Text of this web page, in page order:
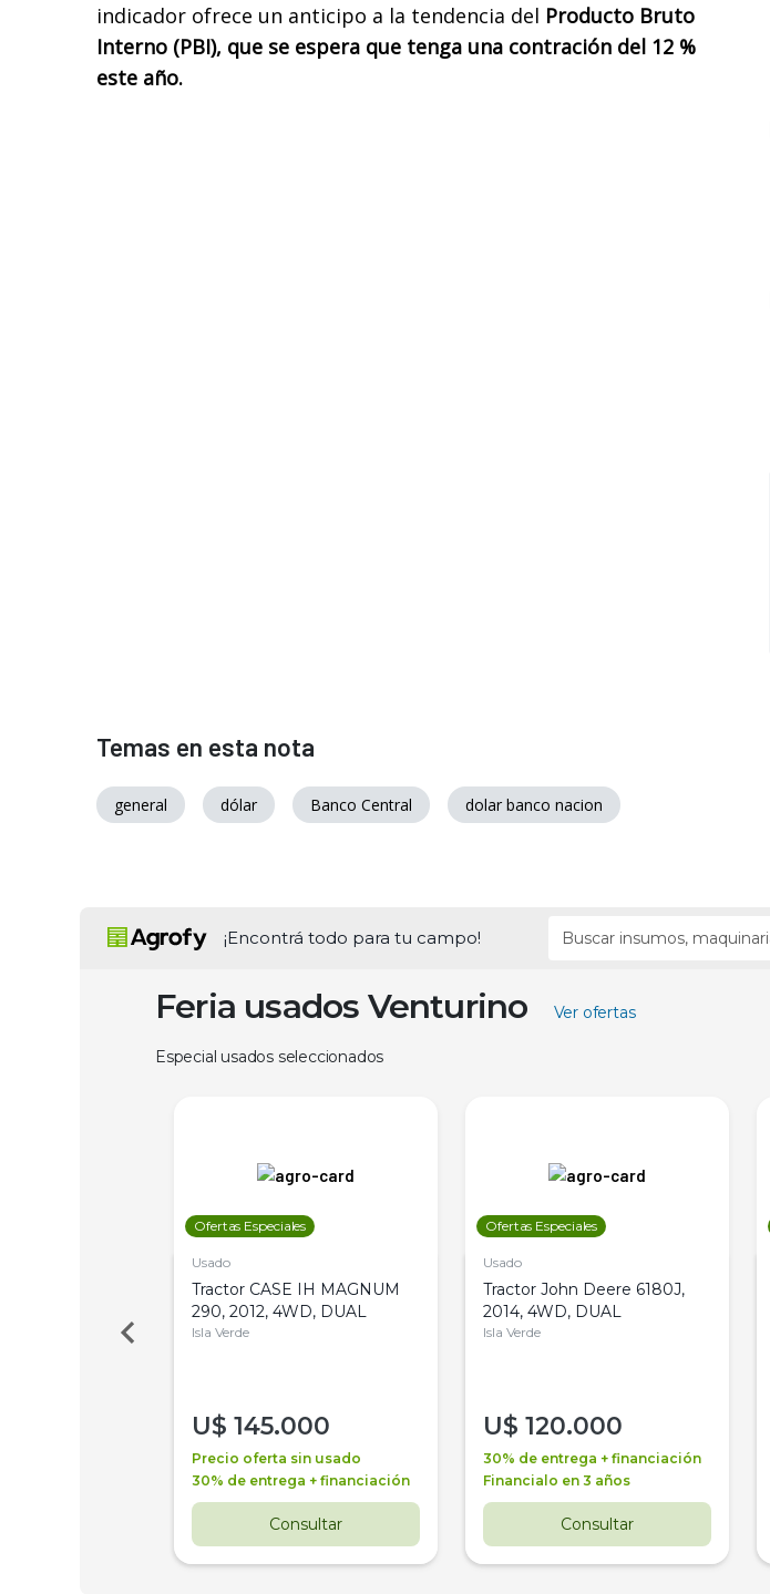
indicador ofrece un anticipo a la tendencia del Producto Bruto
Interno (PBI), que se espera que tenga una contración del 12 %
este año.
Temas en esta nota
general dólar Banco Central dolar banco nacion
¡Encontrá todo para tu campo!
Feria usados Venturino Ver ofertas
Especial usados seleccionados
Ofertas Especiales
Usado
Tractor CASE IH MAGNUM
290, 2012, 4WD, DUAL
Isla Verde
U$ 145.000
Precio oferta sin usado
30% de entrega + financiación
Consultar
Ofertas Especiales
Usado
Tractor John Deere 6180J,
2014, 4WD, DUAL
Isla Verde
U$ 120.000
30% de entrega + financiación
Financialo en 3 años
Consultar